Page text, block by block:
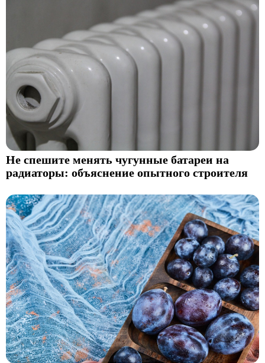
Не спешите менять чугунные батареи на
радиаторы: объяснение опытного строителя